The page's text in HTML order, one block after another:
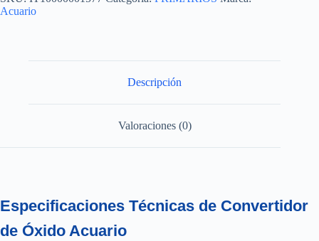
OXIDO
LITRO
Acuario
Descripción
Valoraciones (0)
Especificaciones Técnicas de Convertidor
de Óxido Acuario